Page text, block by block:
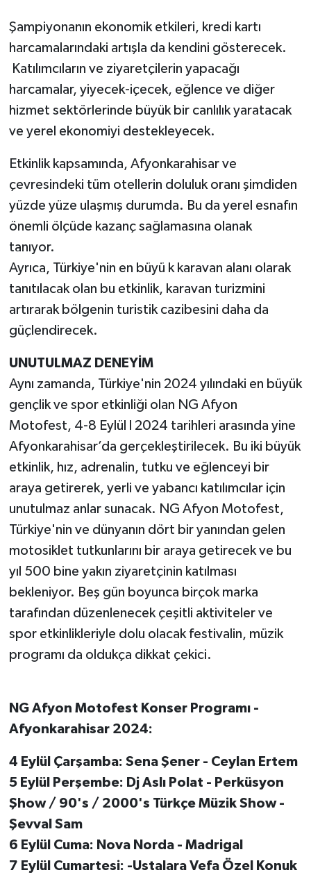
Şampiyonanın ekonomik etkileri, kredi kartı
harcamalarındaki artışla da kendini gösterecek.
Katılımcıların ve ziyaretçilerin yapacağı
harcamalar, yiyecek-içecek, eğlence ve diğer
hizmet sektörlerinde büyük bir canlılık yaratacak
ve yerel ekonomiyi destekleyecek.
Etkinlik kapsamında, Afyonkarahisar ve
çevresindeki tüm otellerin doluluk oranı şimdiden
yüzde yüze ulaşmış durumda. Bu da yerel esnafın
önemli ölçüde kazanç sağlamasına olanak
tanıyor.
Ayrıca, Türkiye'nin en büyü k karavan alanı olarak
tanıtılacak olan bu etkinlik, karavan turizmini
artırarak bölgenin turistik cazibesini daha da
güçlendirecek.
UNUTULMAZ DENEYİM
Aynı zamanda, Türkiye'nin 2024 yılındaki en büyük
gençlik ve spor etkinliği olan NG Afyon
Motofest, 4-8 Eylül l 2024 tarihleri arasında yine
Afyonkarahisar’da gerçekleştirilecek. Bu iki büyük
etkinlik, hız, adrenalin, tutku ve eğlenceyi bir
araya getirerek, yerli ve yabancı katılımcılar için
unutulmaz anlar sunacak. NG Afyon Motofest,
Türkiye'nin ve dünyanın dört bir yanından gelen
motosiklet tutkunlarını bir araya getirecek ve bu
yıl 500 bine yakın ziyaretçinin katılması
bekleniyor. Beş gün boyunca birçok marka
tarafından düzenlenecek çeşitli aktiviteler ve
spor etkinlikleriyle dolu olacak festivalin, müzik
programı da oldukça dikkat çekici.
NG Afyon Motofest Konser Programı -
Afyonkarahisar 2024:
4 Eylül Çarşamba: Sena Şener - Ceylan Ertem
5 Eylül Perşembe: Dj Aslı Polat - Perküsyon
Şhow / 90's / 2000's Türkçe Müzik Show -
Şevval Sam
6 Eylül Cuma: Nova Norda - Madrigal
7 Eylül Cumartesi: -Ustalara Vefa Özel Konuk